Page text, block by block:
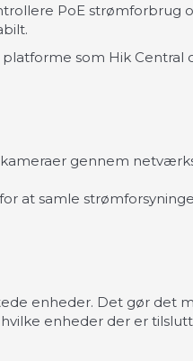
PoE
som Hik Central
gennem
at samle
enheder. Det gør det
enheder der er